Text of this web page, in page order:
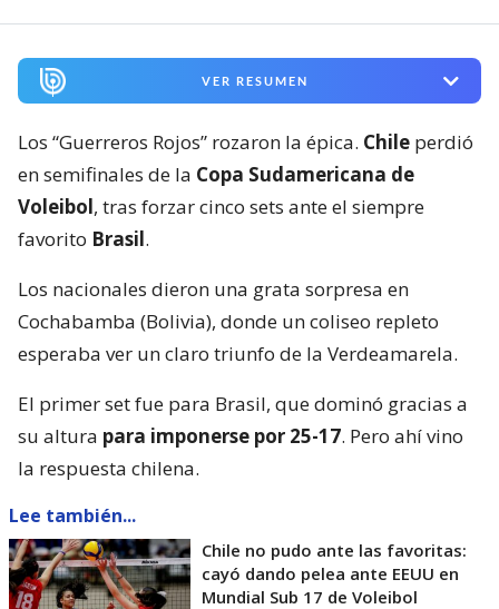
VER RESUMEN
Los “Guerreros Rojos” rozaron la épica. Chile perdió
en semifinales de la Copa Sudamericana de
Voleibol, tras forzar cinco sets ante el siempre
favorito Brasil.
Los nacionales dieron una grata sorpresa en
Cochabamba (Bolivia), donde un coliseo repleto
esperaba ver un claro triunfo de la Verdeamarela.
El primer set fue para Brasil, que dominó gracias a
su altura para imponerse por 25-17. Pero ahí vino
la respuesta chilena.
Lee también...
Chile no pudo ante las favoritas:
cayó dando pelea ante EEUU en
Mundial Sub 17 de Voleibol